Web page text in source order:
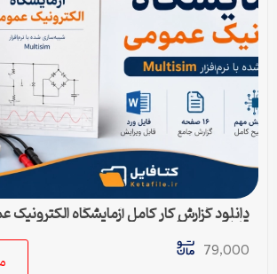
دانلود گزارش کار کامل آزمایشگاه
قابل ویرایش)
79,000